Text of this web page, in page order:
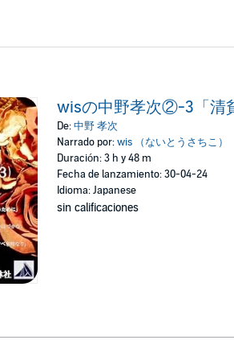
wisの中野孝次②-3「清
De:中野 孝次
Narrado por:wis （ないとうさちこ）
Duración: 3 h y 48 m
Fecha de lanzamiento: 30-04-24
Idioma: Japanese
sin calificaciones